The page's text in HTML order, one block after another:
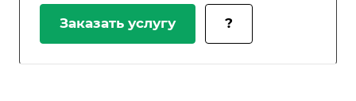
Заказать услугу ?